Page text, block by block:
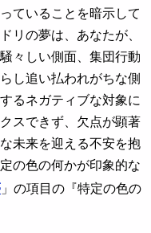
ていることを暗示して
リの夢は、あなたが、
々しい側面、集団行動
し追い払われがちな側
るネガティブな対象に
スできず、欠点が顕著
未来を迎える不安を抱
の色の何かが印象的な
」の項目の『特定の色の